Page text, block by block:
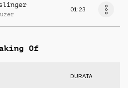
01:23
Of
DURATA